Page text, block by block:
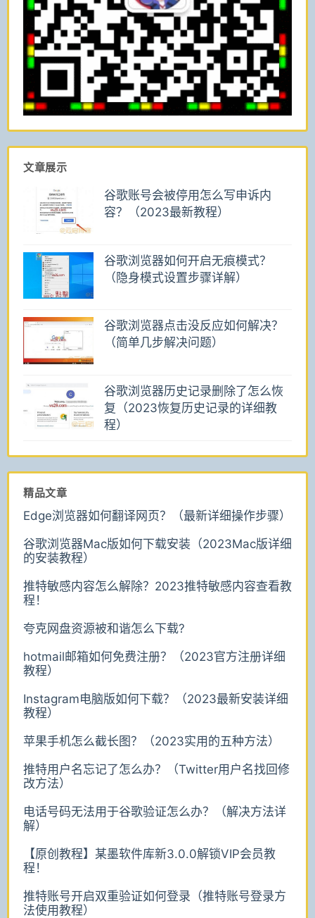
文章展示
谷歌账号会被停用怎么写申诉内
容？（2023最新教程）
谷歌浏览器如何开启无痕模式？
（隐身模式设置步骤详解）
谷歌浏览器点击没反应如何解决？
（简单几步解决问题）
谷歌浏览器历史记录删除了怎么恢
复（2023恢复历史记录的详细教
程）
精品文章
Edge浏览器如何翻译网页？（最新详细操作步骤）
谷歌浏览器Mac版如何下载安装（2023Mac版详细
的安装教程）
推特敏感内容怎么解除？2023推特敏感内容查看教
程！
夸克网盘资源被和谐怎么下载?
hotmail邮箱如何免费注册？（2023官方注册详细
教程）
Instagram电脑版如何下载？（2023最新安装详细
教程）
苹果手机怎么截长图？（2023实用的五种方法）
推特用户名忘记了怎么办？（Twitter用户名找回修
改方法）
电话号码无法用于谷歌验证怎么办？（解决方法详
解）
【原创教程】某墨软件库新3.0.0解锁VIP会员教
程！
推特账号开启双重验证如何登录（推特账号登录方
法使用教程）